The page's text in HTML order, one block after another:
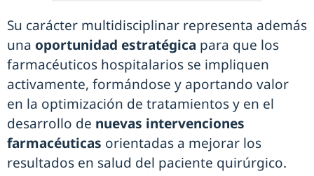
Su carácter multidisciplinar representa además
una oportunidad estratégica para que los
farmacéuticos hospitalarios se impliquen
activamente, formándose y aportando valor
en la optimización de tratamientos y en el
desarrollo de nuevas intervenciones
farmacéuticas orientadas a mejorar los
resultados en salud del paciente quirúrgico.